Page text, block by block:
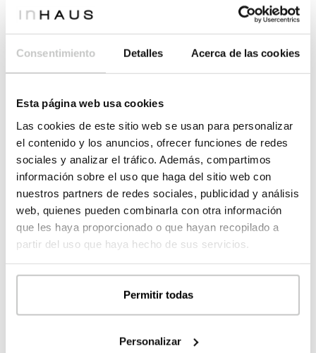
Consentimiento Detalles Acerca de las cookies
Esta página web usa cookies
Las cookies de este sitio web se usan para personalizar
el contenido y los anuncios, ofrecer funciones de redes
sociales y analizar el tráfico. Además, compartimos
información sobre el uso que haga del sitio web con
nuestros partners de redes sociales, publicidad y análisis
web, quienes pueden combinarla con otra información
que les haya proporcionado o que hayan recopilado a
partir del uso que haya hecho de sus servicios.
Permitir todas
Personalizar
4
Plantas *
1 2
3 Más de 3
¿Tienes ya el terrero? *
Sí, tengo el terreno Tengo elegido el terreno
Estoy buscando el
No, aún no tengo el